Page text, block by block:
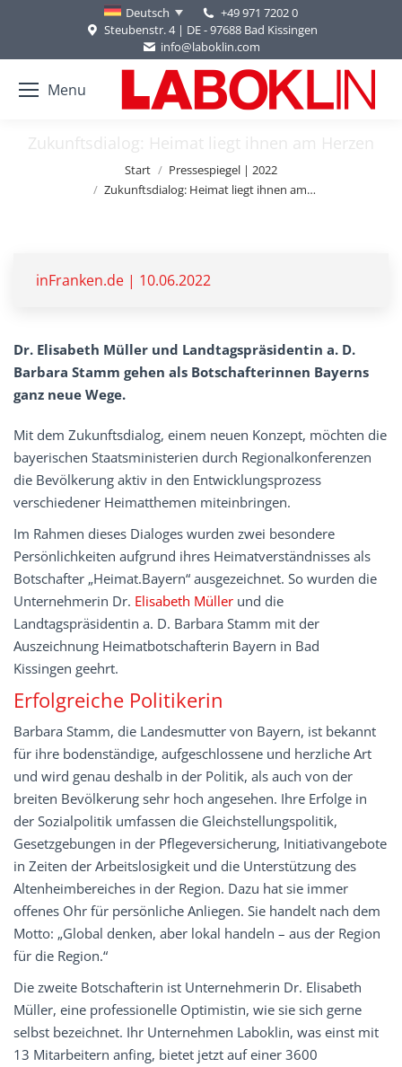
Deutsch
+49 971 7202 0
Steubenstr. 4 | DE - 97688 Bad Kissingen
info@laboklin.com
Menu
Zukunftsdialog: Heimat liegt ihnen am Herzen
Sie befinden sich hier:
Start
Pressespiegel | 2022
Zukunftsdialog: Heimat liegt ihnen am…
inFranken.de | 10.06.2022
Dr. Elisabeth Müller und Landtagspräsidentin a. D.
Barbara Stamm gehen als Botschafterinnen Bayerns
ganz neue Wege.
Mit dem Zukunftsdialog, einem neuen Konzept, möchten die
bayerischen Staatsministerien durch Regionalkonferenzen
die Bevölkerung aktiv in den Entwicklungsprozess
verschiedener Heimatthemen miteinbringen.
Im Rahmen dieses Dialoges wurden zwei besondere
Persönlichkeiten aufgrund ihres Heimatverständnisses als
Botschafter „Heimat.Bayern“ ausgezeichnet. So wurden die
Unternehmerin Dr. Elisabeth Müller und die
Landtagspräsidentin a. D. Barbara Stamm mit der
Auszeichnung Heimatbotschafterin Bayern in Bad
Kissingen geehrt.
Erfolgreiche Politikerin
Barbara Stamm, die Landesmutter von Bayern, ist bekannt
für ihre bodenständige, aufgeschlossene und herzliche Art
und wird genau deshalb in der Politik, als auch von der
breiten Bevölkerung sehr hoch angesehen. Ihre Erfolge in
der Sozialpolitik umfassen die Gleichstellungspolitik,
Gesetzgebungen in der Pflegeversicherung, Initiativangebote
in Zeiten der Arbeitslosigkeit und die Unterstützung des
Altenheimbereiches in der Region. Dazu hat sie immer
offenes Ohr für persönliche Anliegen. Sie handelt nach dem
Motto: „Global denken, aber lokal handeln – aus der Region
für die Region.“
Die zweite Botschafterin ist Unternehmerin Dr. Elisabeth
Müller, eine professionelle Optimistin, wie sie sich gerne
selbst bezeichnet. Ihr Unternehmen Laboklin, was einst mit
13 Mitarbeitern anfing, bietet jetzt auf einer 3600